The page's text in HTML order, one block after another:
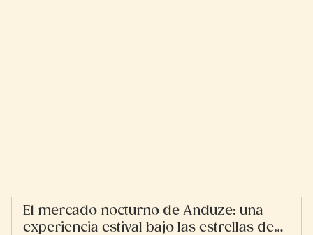
El mercado nocturno de Anduze: una
experiencia estival bajo las estrellas de